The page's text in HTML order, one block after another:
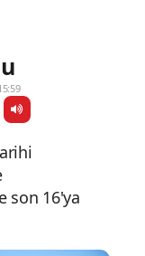
son 16'ya